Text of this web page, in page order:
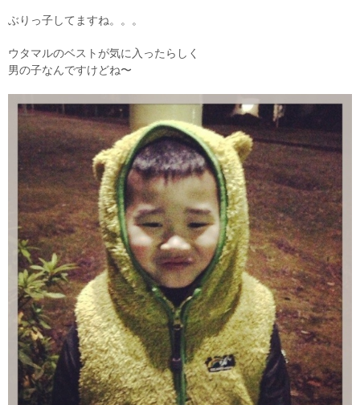
Blog
Contact
ぶりっ子してますね。。。
ウタマルのベストが気に入ったらしく
男の子なんですけどね〜